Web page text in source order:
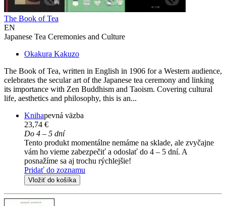
The Book of Tea
EN
Japanese Tea Ceremonies and Culture
Okakura Kakuzo
The Book of Tea, written in English in 1906 for a Western audience,
celebrates the secular art of the Japanese tea ceremony and linking
its importance with Zen Buddhism and Taoism. Covering cultural
life, aesthetics and philosophy, this is an...
Knihapevná väzba
23,74 €
Do 4 – 5 dní
Tento produkt momentálne nemáme na sklade, ale zvyčajne
vám ho vieme zabezpečiť a odoslať do 4 – 5 dní. A
posnažíme sa aj trochu rýchlejšie!
Pridať do zoznamu
Vložiť do košíka